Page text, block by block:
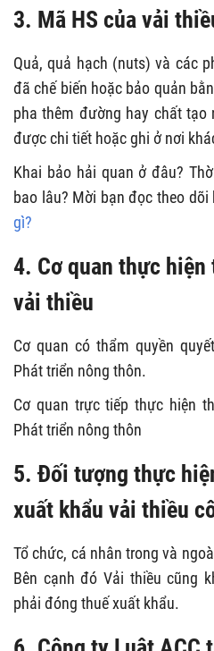
3. Mã HS của vải
Quả, quả hạch (nuts) và các
đã chế biến hoặc bảo quản
pha thêm đường hay chất tạo
được chi tiết hoặc ghi ở nơi
Khai bảo hải quan ở đâu?
bao lâu? Mời bạn đọc theo dõi
gì?
4. Cơ quan thực
vải thiều
Cơ quan có thẩm quyền
Phát triển nông thôn.
Cơ quan trực tiếp thực hiện
Phát triển nông thôn
5. Đối tượng thực
xuất khẩu vải thiều
Tổ chức, cá nhân trong và
Bên cạnh đó Vải thiều cũng
phải đóng thuế xuất khẩu.